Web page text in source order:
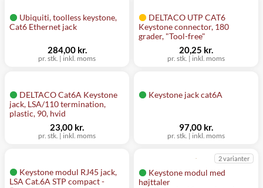
Ubiquiti, toolless keystone,
Cat6 Ethernet jack
pr. stk. | inkl. moms
284,00 kr.
DELTACO UTP CAT6
Keystone connector, 180
grader, "Tool-free"
pr. stk. | inkl. moms
20,25 kr.
DELTACO Cat6A Keystone
jack, LSA/110 termination,
plastic, 90, hvid
pr. stk. | inkl. moms
23,00 kr.
Keystone jack cat6A
pr. stk. | inkl. moms
97,00 kr.
Keystone modul RJ45 jack,
LSA Cat.6A STP compact -
Keystone modul med
højttaler
2 varianter